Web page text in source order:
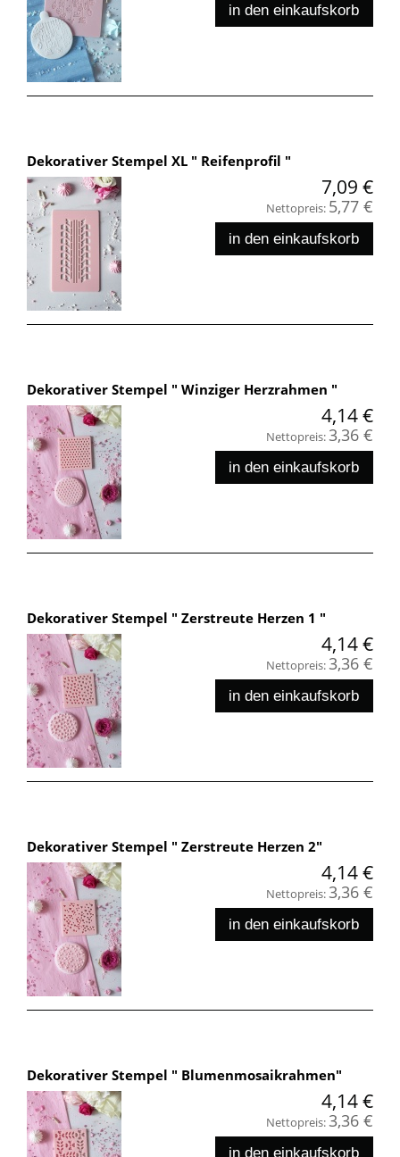
in den einkaufskorb
Dekorativer Stempel XL " Reifenprofil "
7,09 €
Nettopreis: 5,77 €
in den einkaufskorb
Dekorativer Stempel " Winziger Herzrahmen "
4,14 €
Nettopreis:3,36 €
in den einkaufskorb
Dekorativer Stempel " Zerstreute Herzen 1 "
4,14 €
Nettopreis:3,36 €
in den einkaufskorb
Dekorativer Stempel " Zerstreute Herzen 2"
4,14 €
Nettopreis:3,36 €
in den einkaufskorb
Dekorativer Stempel " Blumenmosaikrahmen"
4,14 €
Nettopreis:3,36 €
in den einkaufskorb